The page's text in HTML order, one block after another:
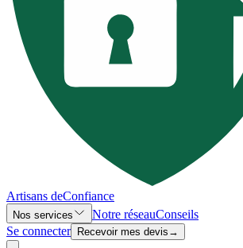
Artisans deConfiance
Nos services Notre réseauConseils
Se connecter
Recevoir mes devis →